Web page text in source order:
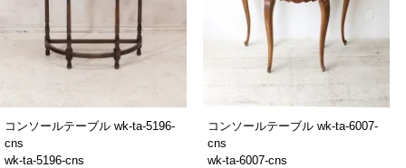
コンソールテーブル wk-ta-5196-
cns
wk-ta-5196-cns
コンソールテーブル wk-ta-6007-
cns
wk-ta-6007-cns